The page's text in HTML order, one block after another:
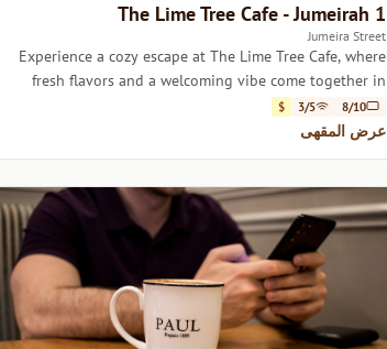
The Lime Tree Cafe - Jumeirah 1
Jumeira Street
Experience a cozy escape at The Lime Tree Cafe, where
fresh flavors and a welcoming vibe come together in
Jumeirah 1.
8/10
3/5
$
عرض المقهى